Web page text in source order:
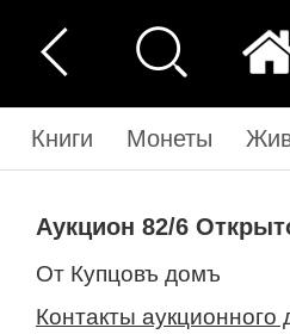
Книги Монеты
Аукцион 82/6
от Купцовъ домъ
Контакты аукционного